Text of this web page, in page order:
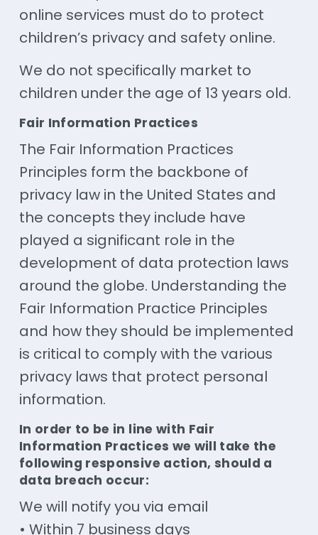
online services must do to protect
children’s privacy and safety online.
We do not specifically market to
children under the age of 13 years old.
Fair Information Practices
The Fair Information Practices
Principles form the backbone of
privacy law in the United States and
the concepts they include have
played a significant role in the
development of data protection laws
around the globe. Understanding the
Fair Information Practice Principles
and how they should be implemented
is critical to comply with the various
privacy laws that protect personal
information.
In order to be in line with Fair
Information Practices we will take the
following responsive action, should a
data breach occur:
We will notify you via email
• Within 7 business days